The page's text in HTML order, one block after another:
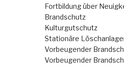
Fortbildung über
Brandschutz
Kulturgutschutz
Stationäre
Vorbeugender
Vorbeugender